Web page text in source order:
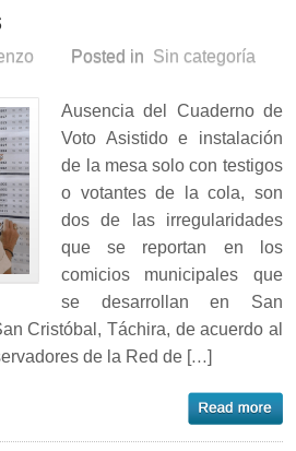
Posted in Sin categoría
Ausencia del Cuaderno de
Voto Asistido e instalación
de la mesa solo con testigos
o votantes de la cola, son
dos de las irregularidades
que se reportan en los
comicios municipales que
se desarrollan en San
Cristóbal, Táchira, de acuerdo al
de la Red de […]